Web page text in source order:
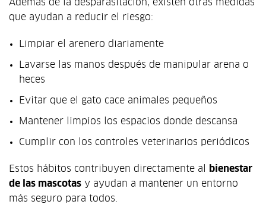
Además de la desparasitación, existen otras medidas
que ayudan a reducir el riesgo:
Limpiar el arenero diariamente
Lavarse las manos después de manipular arena o
heces
Evitar que el gato cace animales pequeños
Mantener limpios los espacios donde descansa
Cumplir con los controles veterinarios periódicos
Estos hábitos contribuyen directamente al
bienestar
de las mascotas y ayudan a mantener un entorno
más seguro para todos.